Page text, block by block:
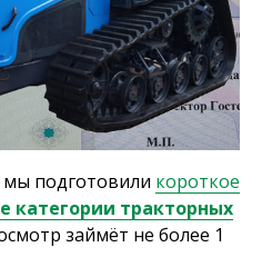
мы подготовили короткое
категории тракторных
займёт не более 1